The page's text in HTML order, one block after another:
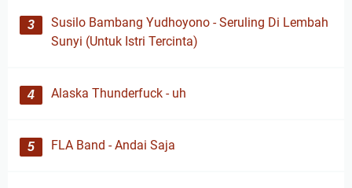
Susilo Bambang Yudhoyono - Seruling Di Lembah
Sunyi (Untuk Istri Tercinta)
Alaska Thunderfuck - uh
FLA Band - Andai Saja